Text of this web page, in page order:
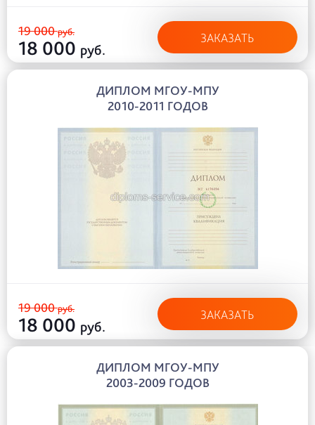
19 000руб.
18 000 руб.
ЗАКАЗАТЬ
ДИПЛОМ МГОУ-МПУ
2010-2011 ГОДОВ
19 000руб.
18 000 руб.
ЗАКАЗАТЬ
ДИПЛОМ МГОУ-МПУ
2003-2009 ГОДОВ